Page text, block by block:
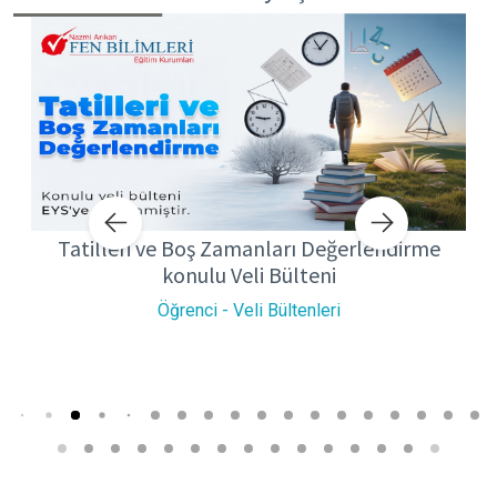
TEKNOLOJİ VE BİZ konulu Veli Bülteni
Öğrenci - Veli Bültenleri